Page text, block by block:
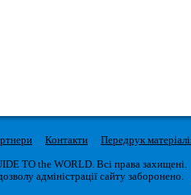
Контакти Передрук
TO the WORLD. Всі права захищені.
адміністрації сайту заборонено.